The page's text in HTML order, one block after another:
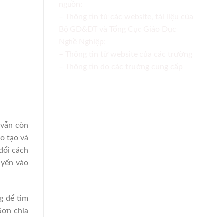
còn
tạo và
cách
vào
để tìm
chia